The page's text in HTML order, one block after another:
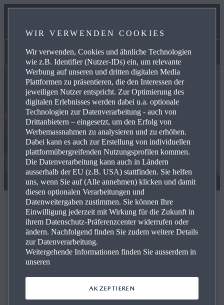
Kontakt
KONTAKT
Kontakt
Kon­takt
Wir beantworten Ihre Fragen und beraten Sie kompetent.
WIR VERWENDEN COOKIES
Wir verwenden, Cookies und ähnliche Technologien
wie z.B. Identifier (Nutzer-IDs) ein, um relevante
Werbung auf unseren und dritten digitalen Media
Plattformen zu präsentieren, die den Interessen der
jeweiligen Nutzer entspricht. Zur Optimierung des
digitalen Erlebnisses werden dabei u.a. optionale
Technologien zur Datenverarbeitung - auch von
Drittanbietern – eingesetzt, um den Erfolg von
Werbemassnahmen zu analysieren und zu erhöhen.
Dabei kann es auch zur Erstellung von individuellen
plattformübergreifenden Nutzungsprofilen kommen.
Die Datenverarbeitung kann auch in Ländern
ausserhalb der EU (z.B. USA) stattfinden. Sie helfen
uns, wenn Sie auf (Alle annehmen) klicken und damit
diesen optionalen Verarbeitungen und
Datenweitergaben zustimmen. Sie können Ihre
Einwilligung jederzeit mit Wirkung für die Zukunft in
ihrem Datenschutz-Präferenzcenter widerrufen oder
ändern. Nachfolgend finden Sie zudem weitere Details
zur Datenverarbeitung.
Weitergehende Informationen finden Sie ausserdem in
unseren
AKZEPTIEREN